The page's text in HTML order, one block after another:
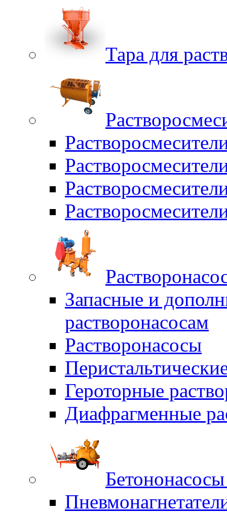
Тара для
Запасные и
растворонасосам
Растворонасосы
Героторные
Диафрагменные